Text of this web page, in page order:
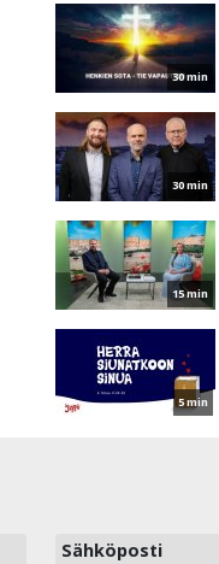
30 min
30 min
15 min
5 min
Sähköposti